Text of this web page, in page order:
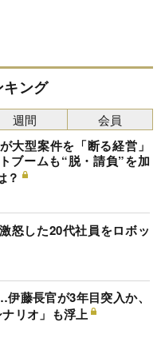
キング
大型案件を「断る経営」
ブームも“脱・請負”を加
？
怒した20代社員をロボッ
藤長官が3年目突入か、
リオ」も浮上
週間 会員